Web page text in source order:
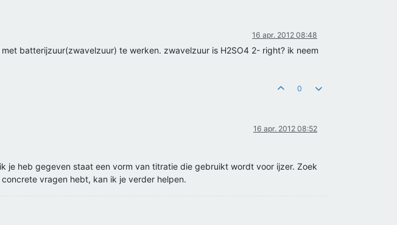
16 apr. 2012 08:48
batterijzuur(zwavelzuur) te werken. zwavelzuur is H2SO4 2- right? ik neem
0
16 apr. 2012 08:52
je heb gegeven staat een vorm van titratie die gebruikt wordt voor ijzer. Zoek
vragen hebt, kan ik je verder helpen.